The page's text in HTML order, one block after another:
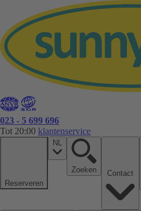
023 - 5 699 696
Tot 20:00 klantenservice
Reserveren
NL
Zoeken